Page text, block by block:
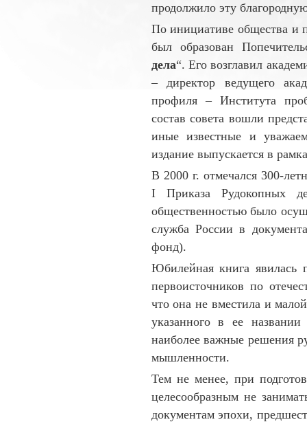
продолжило эту
По инициативе общества и
был об­ра­зован
дела“. Его возглавил
– директор ведущего
профиля – Ин­сти­тута
состав совета вошли
иные из­вест­ные и
издание выпускается в
В 2000 г. отмечался 300-
I Приказа Ру­докопных
обществен­ностью было
служба Рос­сии в
фонд).
Юбилейная книга
первоисточников по
что она не вместила и
ука­зан­но­го в ее
наиболее важ­ные ре­шения
мыш­ленности.
Тем не менее, при
целесооб­разным не
доку­мен­там эпохи,